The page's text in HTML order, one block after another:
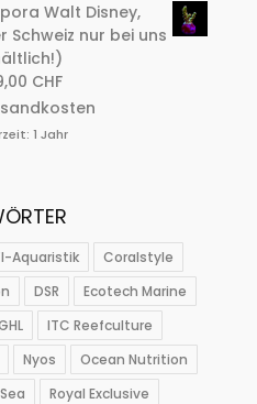
Walt Disney,
Schweiz nur bei uns
CHF
1 Jahr
Aquaristik
Coralstyle
DSR
Ecotech Marine
ITC Reefculture
Nyos
Ocean Nutrition
Royal Exclusive